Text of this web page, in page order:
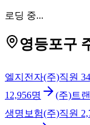
로딩 중...
영등포구
엘지전자(주)직원
12,956명 (주)트
생명보험(주)직원